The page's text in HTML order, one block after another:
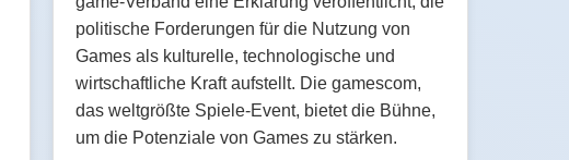
politische Forderungen für die Nutzung von
Games als kulturelle, technologische und
wirtschaftliche Kraft aufstellt. Die gamescom,
das weltgrößte Spiele-Event, bietet die Bühne,
um die Potenziale von Games zu stärken.